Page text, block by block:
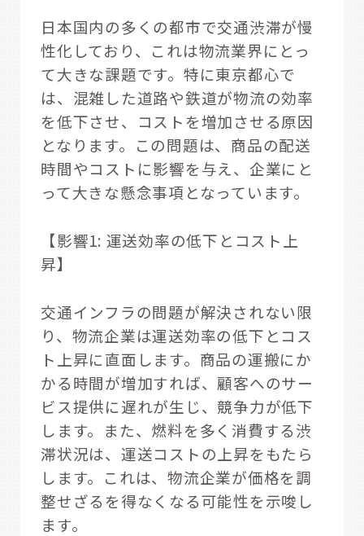
日本国内の多くの都市で交通渋滞が慢
性化しており、これは物流業界にとっ
て大きな課題です。特に東京都心で
は、混雑した道路や鉄道が物流の効率
を低下させ、コストを増加させる原因
となります。この問題は、商品の配送
時間やコストに影響を与え、企業にと
って大きな懸念事項となっています。
【影響1: 運送効率の低下とコスト上
昇】
交通インフラの問題が解決されない限
り、物流企業は運送効率の低下とコス
ト上昇に直面します。商品の運搬にか
かる時間が増加すれば、顧客へのサー
ビス提供に遅れが生じ、競争力が低下
します。また、燃料を多く消費する渋
滞状況は、運送コストの上昇をもたら
します。これは、物流企業が価格を調
整せざるを得なくなる可能性を示唆し
ます。